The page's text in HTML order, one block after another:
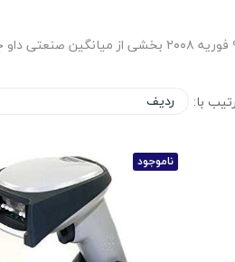
دفتر مرکزی این شرکت، در موریس‌تاون، نیوجرسی قرار دارد و مدیرعامل فعلی آن، دیوید کوت می‌باشد. شرکت هانی‌ول از تاریخ ۷ دسامبر
با: ردیف
ناموجود